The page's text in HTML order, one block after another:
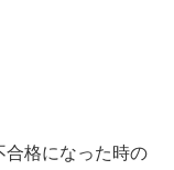
合格になった時の